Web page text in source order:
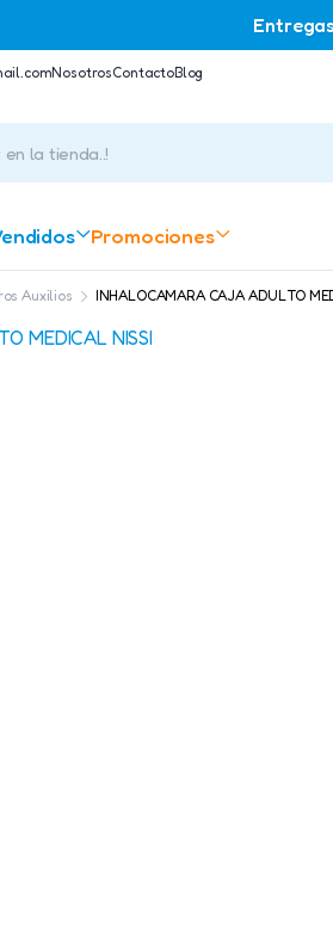
NosotrosContactoBlog
Promociones
Auxilios
INHALOCAMARA CAJA ADULTO